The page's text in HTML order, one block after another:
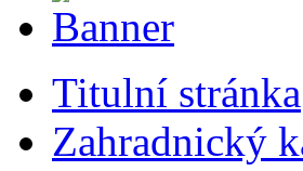
Titulní stránka
Zahradnický